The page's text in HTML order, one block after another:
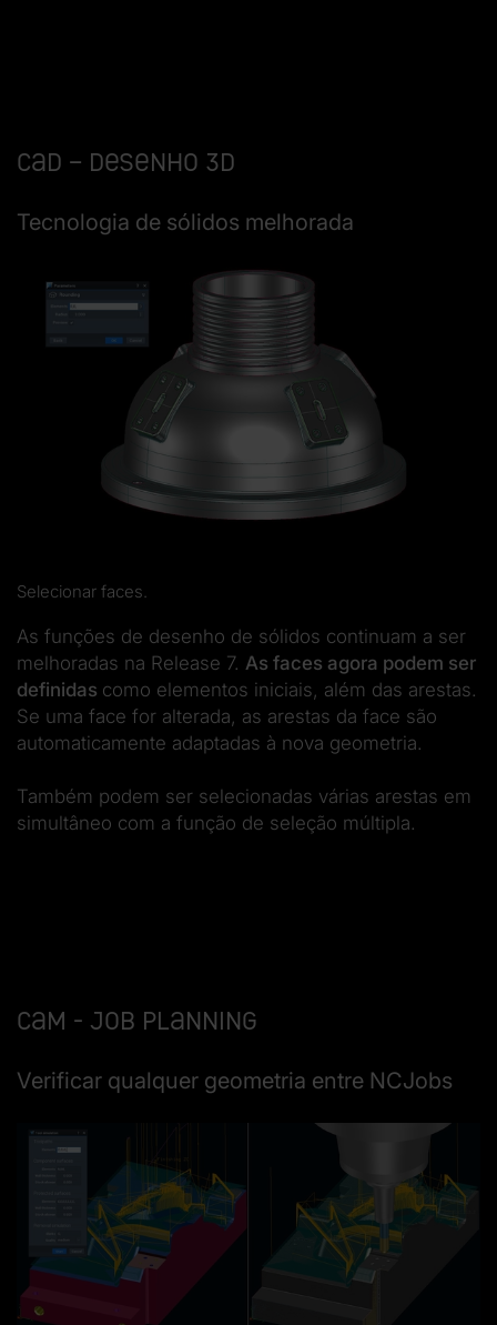
CAD – Desenho 3D
Tecnologia de sólidos melhorada
Selecionar faces.
As funções de desenho de sólidos continuam a ser
melhoradas na Release 7. As faces agora podem ser
definidas como elementos iniciais, além das arestas.
Se uma face for alterada, as arestas da face são
automaticamente adaptadas à nova geometria.
Também podem ser selecionadas várias arestas em
simultâneo com a função de seleção múltipla.
CAM - Job planning
Verificar qualquer geometria entre NCJobs